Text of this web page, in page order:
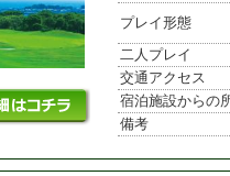
プレイ形態
二人プレイ
交通アクセス
宿泊施設からの
備考